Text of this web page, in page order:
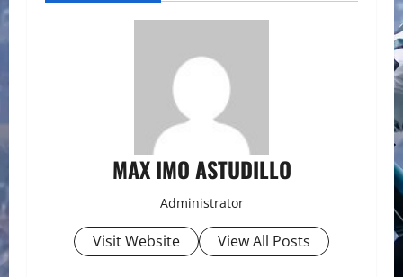
MAX IMO ASTUDILLO
Administrator
Visit Website View All Posts